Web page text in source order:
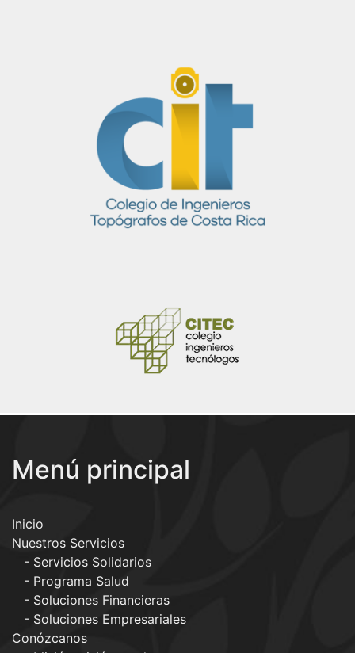
Menú principal
Inicio
Nuestros Servicios
Servicios Solidarios
Programa Salud
Soluciones Financieras
Soluciones Empresariales
Conózcanos